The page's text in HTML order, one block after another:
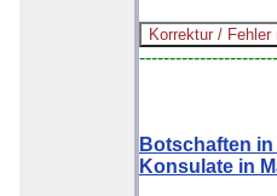
Botschaften in
Konsulate in